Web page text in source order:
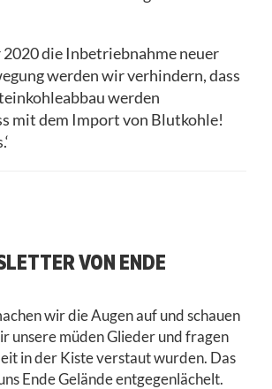
die Inbetriebnahme neuer
werden wir verhindern, dass
werden
mit dem Import von Blutkohle!
VON ENDE
wir die Augen auf und schauen
unsere müden Glieder und fragen
in der Kiste verstaut wurden. Das
Ende Gelände entgegenlächelt.